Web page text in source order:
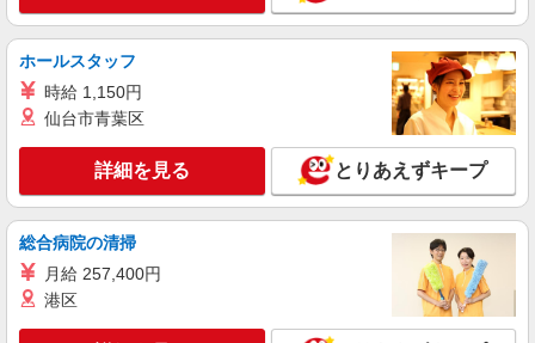
ケーズデンキ 八戸本店
◆家電店の店頭品出し・店内軽作業等
時給1,060円〜時給1,110円 （勤務曜日・時間
帯による加給制度：平日・土曜の17時以降、また
は日曜・祝日の終日は勤務1時間につき50円加給）
※加給制度は学生スタッフ対象外です
青森県八戸市沼館４－４－８
キープ 詳細を見る
契約社員
ソフトバンク販売契約社員【八戸市エリア】
家電量販店内の携帯販売スタッフ
ホールスタッフ
時給 1,150円
仙台市青葉区
詳細を見る とりあえずキープ
総合病院の清掃
月給 257,400円
港区